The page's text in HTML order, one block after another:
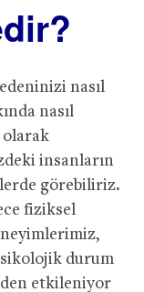
nasıl
nasıl
insanların
görebiliriz.
fiziksel
durum
etkileniyor